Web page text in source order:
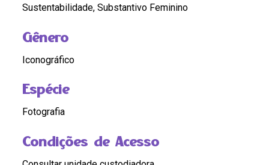
Sustentabilidade, Substantivo Feminino
Gênero
Iconográfico
Espécie
Fotografia
Condições de Acesso